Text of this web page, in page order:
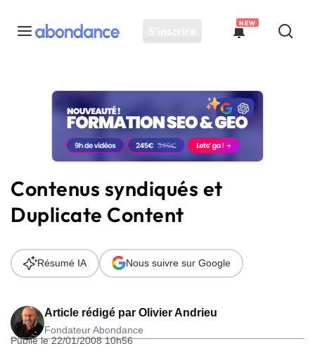
S'inscrire
NEW
Toutes les actus
Actus SEO
Plateforme
Solutions
Ressources
Audit SEO
Contenus syndiqués et
Duplicate Content
Article rédigé par Olivier Andrieu
Fondateur Abondance
Publié le 22/01/2008 10h56
Résumé IA Nous suivre sur Google